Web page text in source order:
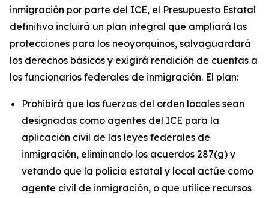
inmigración por parte del ICE, el Presupuesto Estatal
definitivo incluirá un plan integral que ampliará las
protecciones para los neoyorquinos, salvaguardará
los derechos básicos y exigirá rendición de cuentas a
los funcionarios federales de inmigración. El plan:
Prohibirá que las fuerzas del orden locales sean
designadas como agentes del ICE para la
aplicación civil de las leyes federales de
inmigración, eliminando los acuerdos 287(g) y
vetando que la policía estatal y local actúe como
agente civil de inmigración, o que utilice recursos